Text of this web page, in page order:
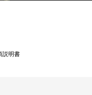
説明書